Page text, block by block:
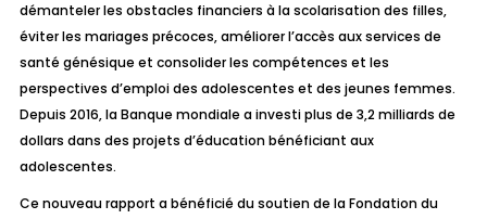
démanteler les obstacles financiers à la scolarisation des filles,
éviter les mariages précoces, améliorer l’accès aux services de
santé génésique et consolider les compétences et les
perspectives d’emploi des adolescentes et des jeunes femmes.
Depuis 2016, la Banque mondiale a investi plus de 3,2 milliards de
dollars dans des projets d’éducation bénéficiant aux
adolescentes.
Ce nouveau rapport a bénéficié du soutien de la Fondation du